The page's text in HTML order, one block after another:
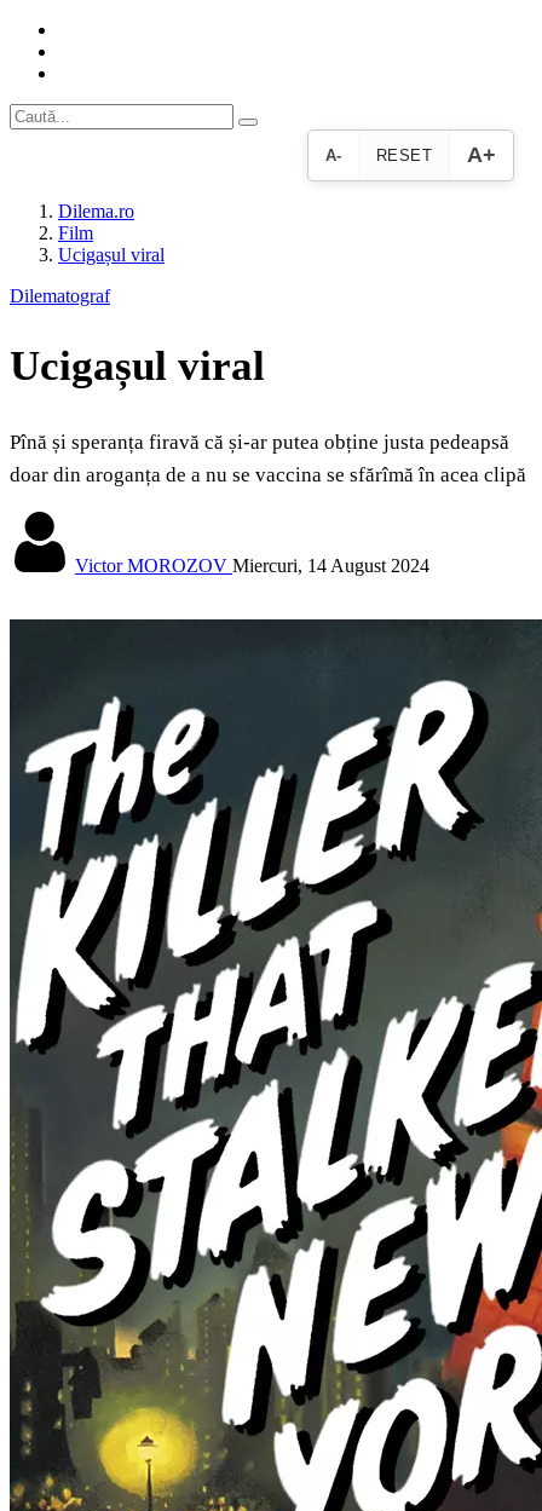
A- RESET A+
Dilema.ro
Film
Ucigașul viral
Dilematograf
Ucigașul viral
Pînă și speranța firavă că și-ar putea obține justa pedeapsă
doar din aroganța de a nu se vaccina se sfărîmă în acea clipă
Victor MOROZOV Miercuri, 14 August 2024